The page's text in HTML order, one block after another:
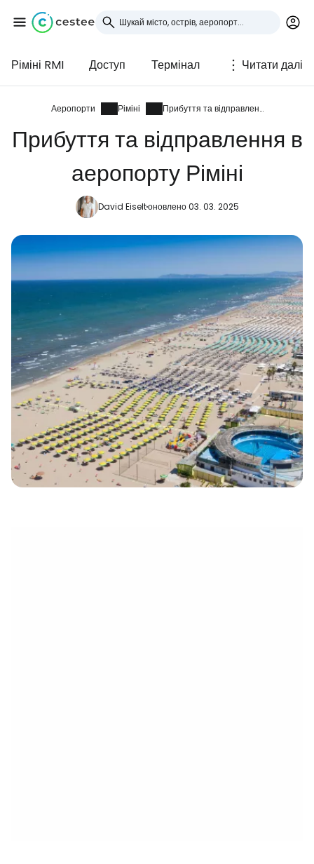
Ріміні RMI Доступ Термінал Читати далі
Аеропорти Ріміні Прибуття та відправлення
Прибуття та відправлення в
аеропорту Ріміні
David Eiseltоновлено 03. 03. 2025
Увійдіть до Cestee
... світова туристична спільнота
Продовжуйте з Google
Продовжуйте у Facebook
Продовжити з email